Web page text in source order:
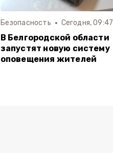
Безопасность Сегодня, 09:47
В Белгородской области
запустят новую систему
оповещения жителей